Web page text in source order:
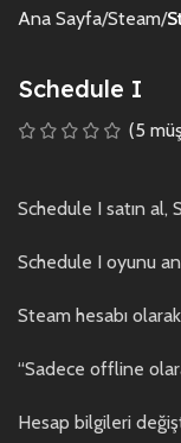
Ana Sayfa Steam
Schedule I
(5
Schedule I satın al,
Schedule I oyunu
Steam hesabı
“Sadece offline
Hesap bilgileri